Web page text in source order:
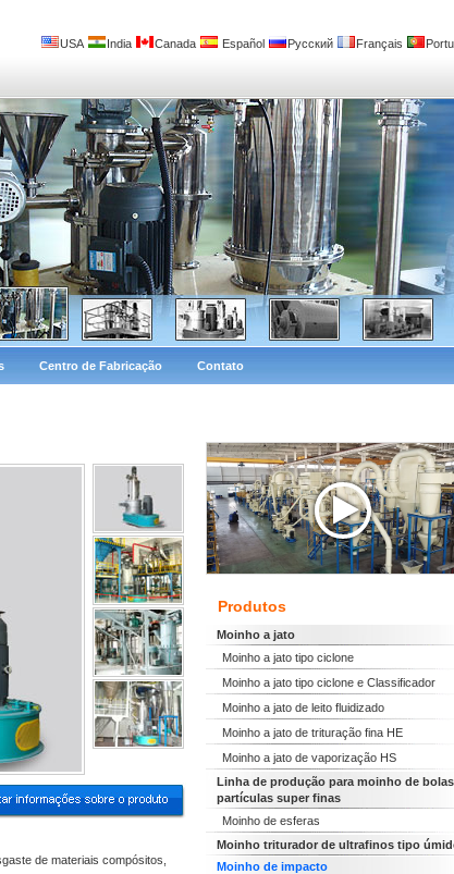
USA India Canada Español Русский Français
Centro de Fabricação Contato
de materiais compósitos,
Produtos
Moinho a jato
Moinho a jato tipo ciclone
Moinho a jato tipo ciclone e Classificador
Moinho a jato de leito fluidizado
Moinho a jato de trituração fina HE
Moinho a jato de vaporização HS
Linha de produção para moinho de
partículas super finas
Moinho de esferas
Moinho triturador de ultrafinos tipo
Moinho de impacto